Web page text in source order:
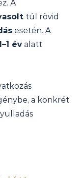
A
túl rövid
esetén. A
év alatt
a konkrét